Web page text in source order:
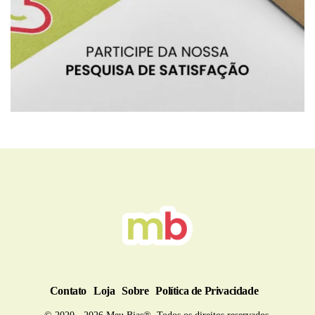
Contato Loja Sobre Política de Privacidade